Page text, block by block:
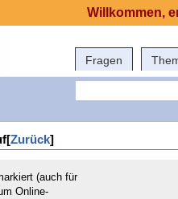
Fragen
Zurück]
(auch für
Online-
Willkommen,